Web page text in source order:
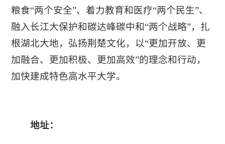
粮食“两个安全”、着力教育和医疗“两个民生”、
融入长江大保护和碳达峰碳中和“两个战略”，扎
根湖北大地，弘扬荆楚文化，以“更加开放、更
加融合、更加积极、更加高效”的理念和行动，
加快建成特色高水平大学。
地址：